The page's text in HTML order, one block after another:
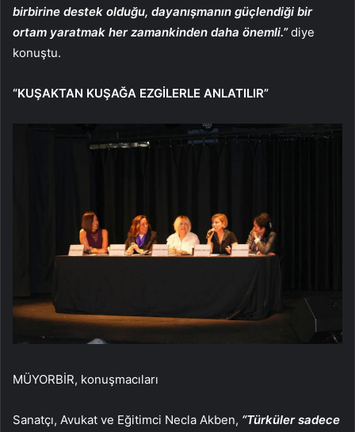
birbirine destek olduğu, dayanışmanın güçlendiği bir
ortam yaratmak her zamankinden daha önemli.”diye
konuştu.
“KUŞAKTAN KUŞAĞA EZGİLERLE ANLATILIR”
MÜYORBİR, konuşmacıları
Sanatçı, Avukat ve Eğitimci Necla Akben, “Türküler sadece